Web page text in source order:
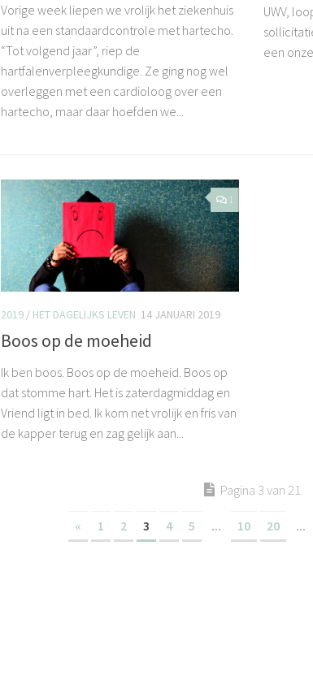
Vorige week liepen we vrolijk het ziekenhuis
uit na een standaardcontrole met hartecho.
“Tot volgend jaar”, riep de
hartfalenverpleegkundige. Ze ging nog wel
overleggen met een cardioloog over een
hartecho, maar daar hoefden we...
UWV,
een
1
2019/ HET DAGELIJKS LEVEN 14 JANUARI 2019
Boos op de moeheid
Ik ben boos. Boos op de moeheid. Boos op
dat stomme hart. Het is zaterdagmiddag en
Vriend ligt in bed. Ik kom net vrolijk en fris van
de kapper terug en zag gelijk aan...
Pagina 3 van 21
« 1 2 3 4 5 ... 10 20 ...